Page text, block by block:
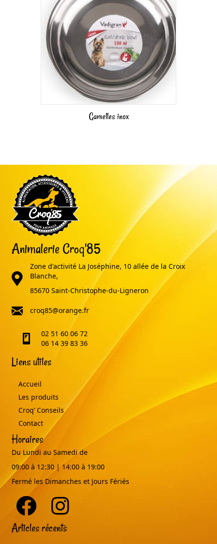
Gamelles inox
Animalerie Croq'85
adresse
Zone d'activité La Joséphine, 10 allée de la Croix
Blanche,
85670 Saint-Christophe-du-Ligneron
email
croq85@orange.fr
telephone02 51 60 06 72
06 14 39 83 36
Liens utiles
Accueil
Les produits
Croq’ Conseils
Contact
Horaires
Du Lundi au Samedi de
09:00 à 12:30 | 14:00 à 19:00
Fermé les Dimanches et Jours Fériés
Articles récents